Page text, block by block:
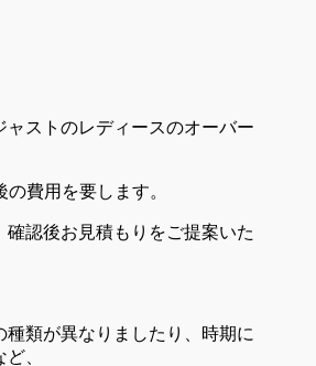
ャストのレディースのオーバー
費用を要します。
認後お見積もりをご提案いた
類が異なりましたり、時期に
、